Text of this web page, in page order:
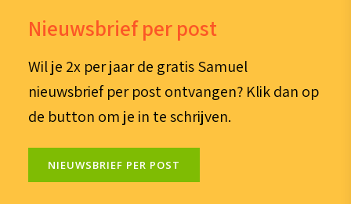
Nieuwsbrief per post
Wil je 2x per jaar de gratis Samuel
nieuwsbrief per post ontvangen? Klik dan op
de button om je in te schrijven.
NIEUWSBRIEF PER POST